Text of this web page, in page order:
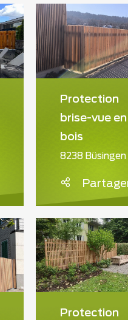
Protection
brise-vue en
bois
8238 Büsingen
Protection